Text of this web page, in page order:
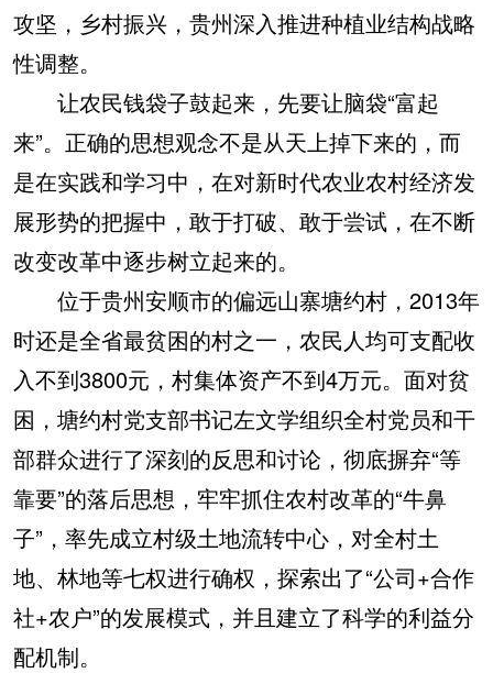
攻坚，乡村振兴，贵州深入推进种植业结构战略
性调整。
让农民钱袋子鼓起来，先要让脑袋“富起
来”。正确的思想观念不是从天上掉下来的，而
是在实践和学习中，在对新时代农业农村经济发
展形势的把握中，敢于打破、敢于尝试，在不断
改变改革中逐步树立起来的。
位于贵州安顺市的偏远山寨塘约村，2013年
时还是全省最贫困的村之一，农民人均可支配收
入不到3800元，村集体资产不到4万元。面对贫
困，塘约村党支部书记左文学组织全村党员和干
部群众进行了深刻的反思和讨论，彻底摒弃“等
靠要”的落后思想，牢牢抓住农村改革的“牛鼻
子”，率先成立村级土地流转中心，对全村土
地、林地等七权进行确权，探索出了“公司+合作
社+农户”的发展模式，并且建立了科学的利益分
配机制。